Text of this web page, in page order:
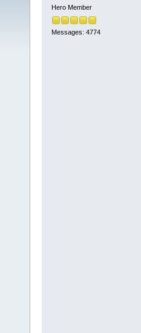
Hero Member
Messages: 4774